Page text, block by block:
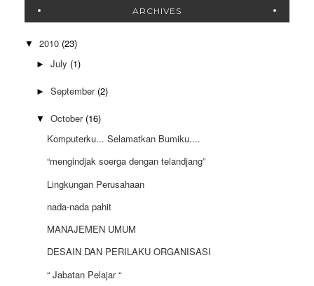
ARCHIVES
▼ 2010 (23)
► July (1)
► September (2)
▼ October (16)
Komputerku... Selamatkan Bumiku....
“mengindjak soerga dengan telandjang”
Lingkungan Perusahaan
nada-nada pahit
MANAJEMEN UMUM
DESAIN DAN PERILAKU ORGANISASI
“ Jabatan Pelajar “